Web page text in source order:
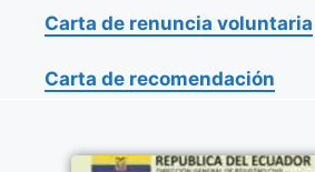
Carta de renuncia voluntaria
Carta de recomendación